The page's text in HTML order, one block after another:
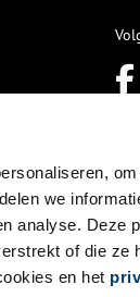
we
analyse. Deze
of die ze
en het